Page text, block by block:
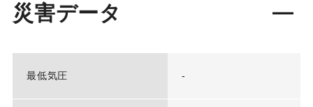
災害データ
最低気圧 -